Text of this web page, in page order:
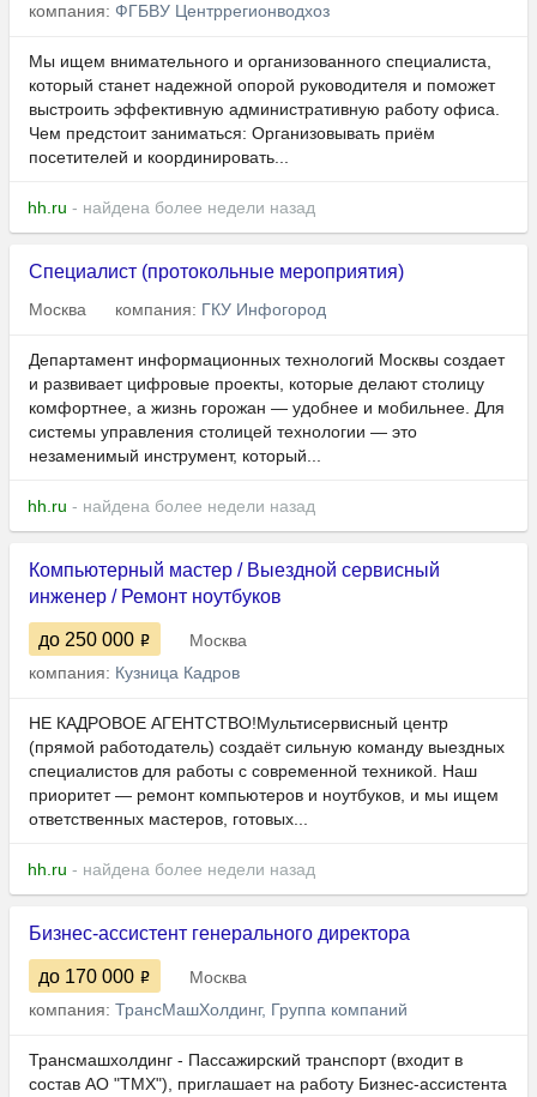
компания: ФГБВУ Центррегионводхоз
Мы ищем внимательного и организованного специалиста,
который станет надежной опорой руководителя и поможет
выстроить эффективную административную работу офиса.
Чем предстоит заниматься: Организовывать приём
посетителей и координировать...
hh.ru - найдена более недели назад
Cпециалист (протокольные мероприятия)
Москва компания: ГКУ Инфогород
Департамент информационных технологий Москвы создает
и развивает цифровые проекты, которые делают столицу
комфортнее, а жизнь горожан — удобнее и мобильнее. Для
системы управления столицей технологии — это
незаменимый инструмент, который...
hh.ru - найдена более недели назад
Компьютерный мастер / Выездной сервисный
инженер / Ремонт ноутбуков
до 250 000
Москва
компания: Кузница Кадров
НЕ КАДРОВОЕ АГЕНТСТВО!Мультисервисный центр
(прямой работодатель) создаёт сильную команду выездных
специалистов для работы с современной техникой. Наш
приоритет — ремонт компьютеров и ноутбуков, и мы ищем
ответственных мастеров, готовых...
hh.ru - найдена более недели назад
Бизнес-ассистент генерального директора
до 170 000
Москва
компания: ТрансМашХолдинг, Группа компаний
Трансмашхолдинг - Пассажирский транспорт (входит в
состав АО "ТМХ"), приглашает на работу Бизнес-ассистента